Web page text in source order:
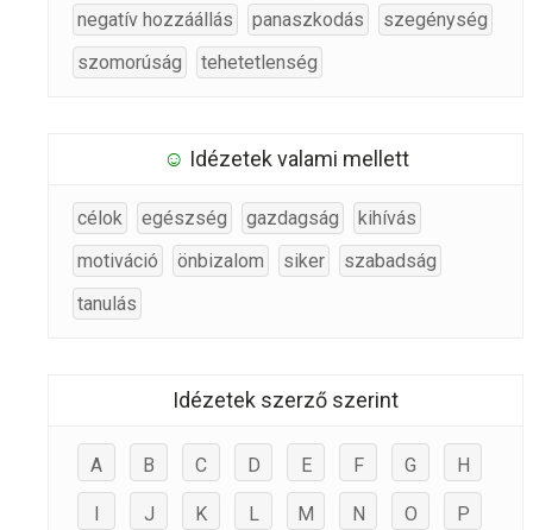
negatív hozzáállás
panaszkodás
szegénység
szomorúság
tehetetlenség
☺ Idézetek valami mellett
célok egészség gazdagság
kihívás
motiváció
önbizalom siker
szabadság
tanulás
Idézetek szerző szerint
A B C D E F G H
I J K L M N O P